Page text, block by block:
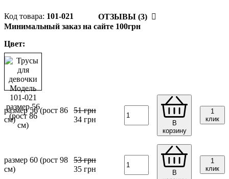
101-021
ОТЗЫВЫ (3)
Минимальный заказ на сайте 100грн
Цвет:
размер 56 (рост 86
см)
51грн
34 грн
В
корзину
1
клик
размер 60 (рост 98
см)
53грн
35 грн
В
1
клик